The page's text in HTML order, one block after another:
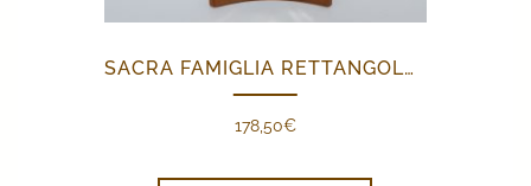
SACRA FAMIGLIA RETTANGOLARE
178,50€